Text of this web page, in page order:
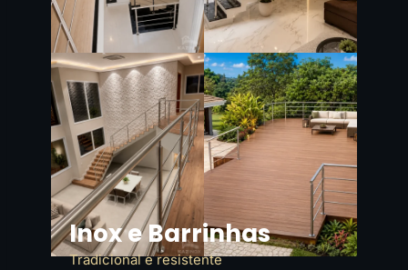
Inox e Barrinhas
Tradicional e resistente